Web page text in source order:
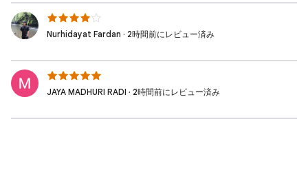
Nurhidayat Fardan · 2時間前にレビュー済み
JAYA MADHURI RADI · 2時間前にレビュー済み